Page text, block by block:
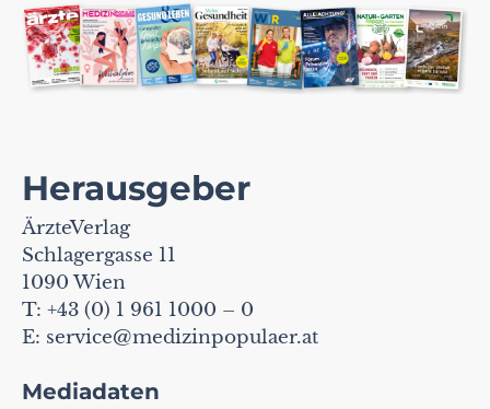
Herausgeber
ÄrzteVerlag
Schlagergasse 11
1090 Wien
T: +43 (0) 1 961 1000 – 0
E: service@medizinpopulaer.at
Mediadaten